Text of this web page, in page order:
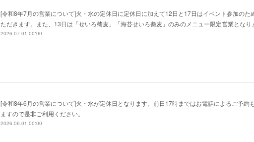
[令和8年7月の営業について]火・水の定休日に定休日に加えて12日と17日はイベント参加のた
ただきます。また、13日は「せいろ蕎麦」「海苔せいろ蕎麦」のみのメニュー限定営業とな
2026.07.01 00:00
[令和8年6月の営業について]火・水が定休日となります。前日17時まではお電話によるご予約
ますので是非ご利用ください。
2026.06.01 00:00